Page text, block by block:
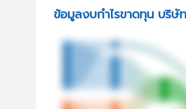
ข้อมูลงบกำไรขาดทุน บริ